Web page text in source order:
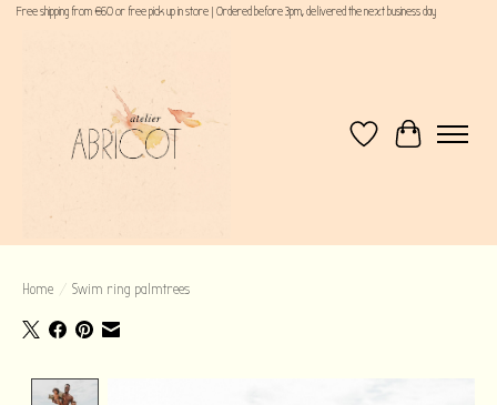
Free shipping from €60 or free pick up in store | Ordered before 3pm, delivered the next business day
VerlanglijstWinkelwagen
Home / Swim ring palmtrees